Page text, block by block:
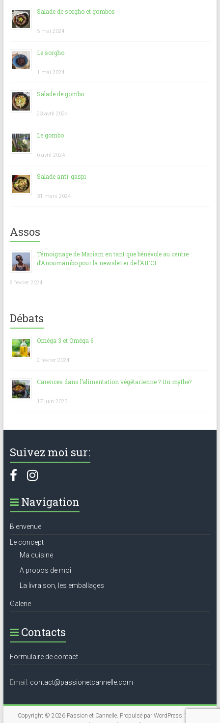
Salade de sorgho et gombos
5 mai 2024
Le sorgho
1 mai 2024
Salade de gombo
23 avril 2024
Le gombo
6 avril 2024
Salade anti-gaspi
31 mars 2024
Assos
Témoignage de Mariam en tant que bénévole au centre
d’Anoumambo pour la newsletter de l’AIFCI
8 février 2024
Débats
Oméga 3 et Oméga 6
2 février 2024
Carences dans l’alimentation végétarienne ? Un mythe?
17 juin 2023
Suivez moi sur:
Navigation
Bienvenue
Le concept
Ma cuisine
A propos de moi
La livraison, les emballages
Galerie
Contacts
Formulaire de contact
Email: contact@passionetcannelle.com
Copyright © 2026 Passion et Cannelle. Propulsé par WordPress. Thème